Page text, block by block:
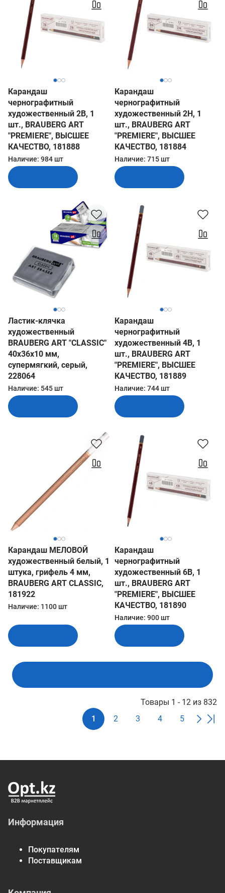
Карандаш
чернографитный
художественный 2B, 1
шт., BRAUBERG ART
"PREMIERE", ВЫСШЕЕ
КАЧЕСТВО, 181888
Наличие: 984 шт
Карандаш
чернографитный
художественный 2H, 1
шт., BRAUBERG ART
"PREMIERE", ВЫСШЕЕ
КАЧЕСТВО, 181884
Наличие: 715 шт
Ластик-клячка
художественный
BRAUBERG ART "CLASSIC"
40х36х10 мм,
супермягкий, серый,
228064
Наличие: 545 шт
Карандаш
чернографитный
художественный 4B, 1
шт., BRAUBERG ART
"PREMIERE", ВЫСШЕЕ
КАЧЕСТВО, 181889
Наличие: 744 шт
Карандаш МЕЛОВОЙ
художественный белый, 1
штука, грифель 4 мм,
BRAUBERG ART CLASSIC,
181922
Наличие: 1100 шт
Карандаш
чернографитный
художественный 6B, 1
шт., BRAUBERG ART
"PREMIERE", ВЫСШЕЕ
КАЧЕСТВО, 181890
Наличие: 900 шт
Товары 1 - 12 из 832
1
2 3 4 5
Информация
Покупателям
Поставщикам